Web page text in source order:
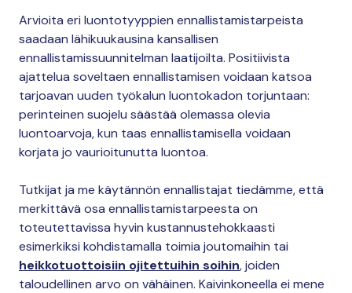
Arvioita eri luontotyyppien ennallistamistarpeista
saadaan lähikuukausina kansallisen
ennallistamissuunnitelman laatijoilta. Positiivista
ajattelua soveltaen ennallistamisen voidaan katsoa
tarjoavan uuden työkalun luontokadon torjuntaan:
perinteinen suojelu säästää olemassa olevia
luontoarvoja, kun taas ennallistamisella voidaan
korjata jo vaurioitunutta luontoa.
Tutkijat ja me käytännön ennallistajat tiedämme, että
merkittävä osa ennallistamistarpeesta on
toteutettavissa hyvin kustannustehokkaasti
esimerkiksi kohdistamalla toimia joutomaihin tai
heikkotuottoisiin ojitettuihin soihin, joiden
taloudellinen arvo on vähäinen. Kaivinkoneella ei mene